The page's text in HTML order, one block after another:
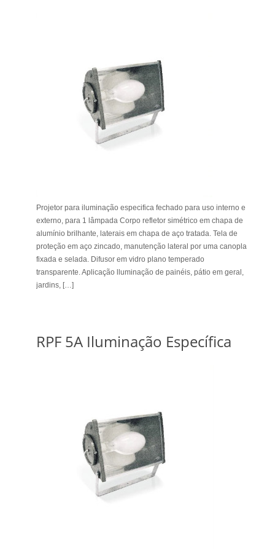
Projetor para iluminação especifica fechado para uso interno e
externo, para 1 lâmpada Corpo refletor simétrico em chapa de
alumínio brilhante, laterais em chapa de aço tratada. Tela de
proteção em aço zincado, manutenção lateral por uma canopla
fixada e selada. Difusor em vidro plano temperado
transparente. Aplicação lluminação de painéis, pátio em geral,
jardins, […]
RPF 5A Iluminação Específica